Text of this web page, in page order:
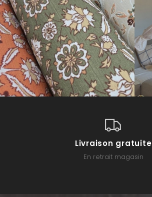
Livraison gratuite
En retrait magasin